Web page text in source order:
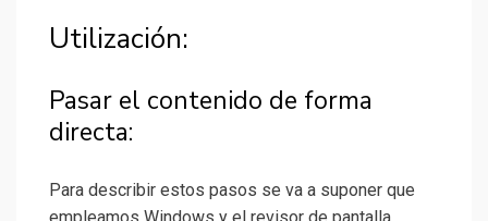
Utilización:
Pasar el contenido de forma
directa:
Para describir estos pasos se va a suponer que